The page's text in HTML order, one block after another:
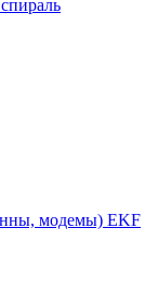
модемы) EKF